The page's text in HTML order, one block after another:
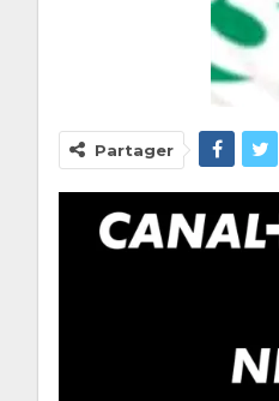
Partager